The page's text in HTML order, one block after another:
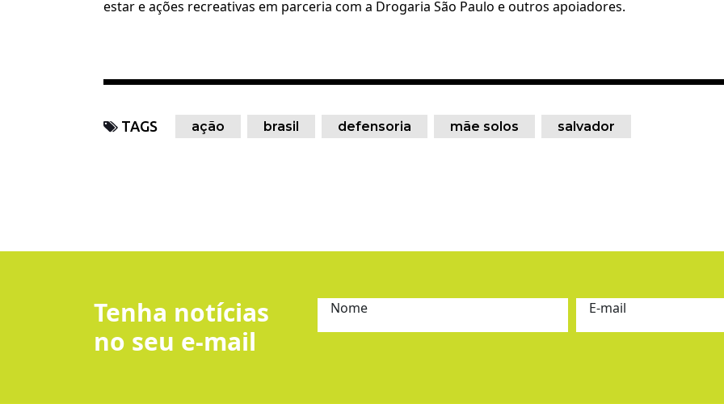
estar e ações recreativas em parceria com a Drogaria São Paulo e outros apoiadores.
TAGS ação brasil defensoria mãe solos salvador
Tenha notícias
no seu e-mail
Nome E-mail